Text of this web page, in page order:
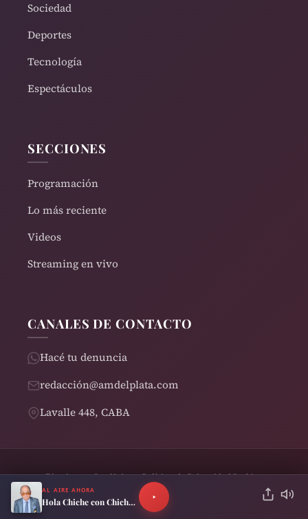
Sociedad
Deportes
Tecnología
Espectáculos
SECCIONES
Programación
Lo más reciente
Videos
Streaming en vivo
CANALES DE CONTACTO
Hacé tu denuncia
redacción@amdelplata.com
Lavalle 448, CABA
Términos y CondicionesPolítica de PrivacidadCookies
© 2026 AM del Plata 1030 | Design by
AL AIRE AHORA
Hola Chiche con Chiche Gelblung